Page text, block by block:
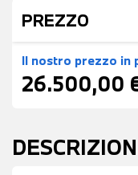
PREZZO
Il nostro prezzo in
26.500,00